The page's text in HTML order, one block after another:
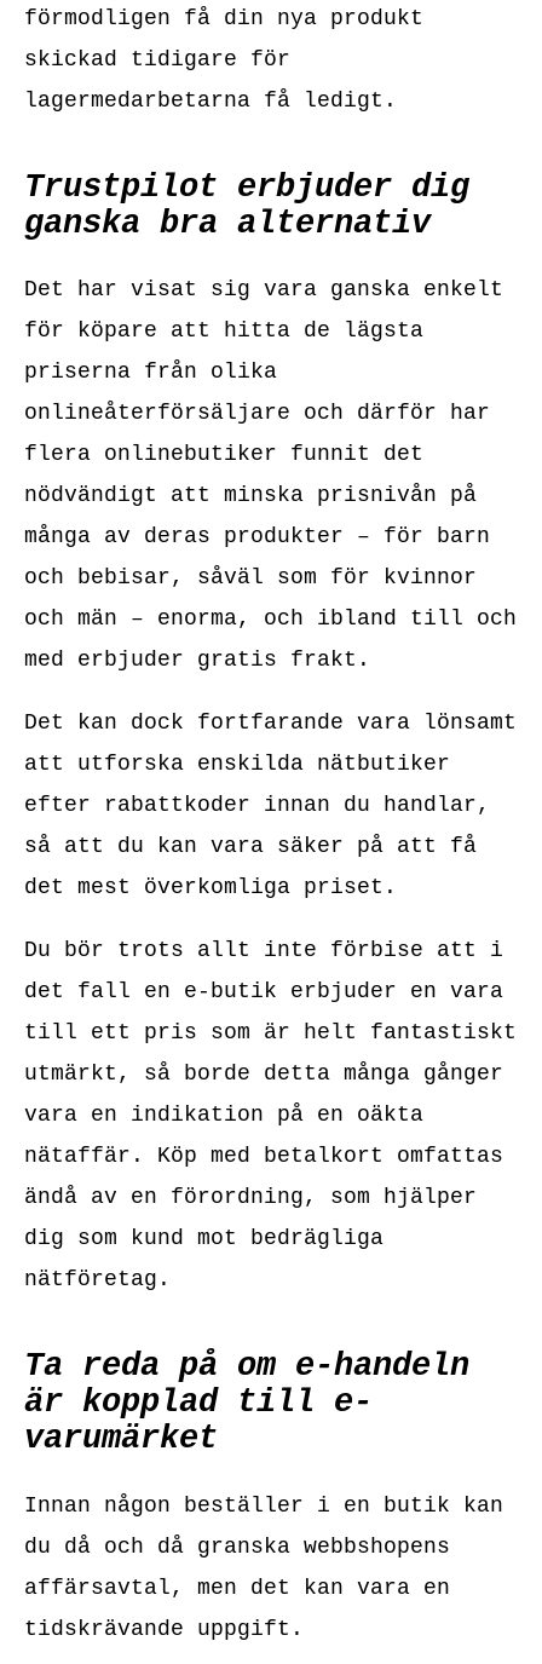
förmodligen få din nya produkt
skickad tidigare för
lagermedarbetarna få ledigt.
Trustpilot erbjuder dig
ganska bra alternativ
Det har visat sig vara ganska enkelt
för köpare att hitta de lägsta
priserna från olika
onlineåterförsäljare och därför har
flera onlinebutiker funnit det
nödvändigt att minska prisnivån på
många av deras produkter – för barn
och bebisar, såväl som för kvinnor
och män – enorma, och ibland till och
med erbjuder gratis frakt.
Det kan dock fortfarande vara lönsamt
att utforska enskilda nätbutiker
efter rabattkoder innan du handlar,
så att du kan vara säker på att få
det mest överkomliga priset.
Du bör trots allt inte förbise att i
det fall en e-butik erbjuder en vara
till ett pris som är helt fantastiskt
utmärkt, så borde detta många gånger
vara en indikation på en oäkta
nätaffär. Köp med betalkort omfattas
ändå av en förordning, som hjälper
dig som kund mot bedrägliga
nätföretag.
Ta reda på om e-handeln
är kopplad till e-
varumärket
Innan någon beställer i en butik kan
du då och då granska webbshopens
affärsavtal, men det kan vara en
tidskrävande uppgift.